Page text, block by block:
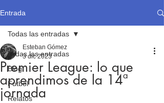
Entrada
Todas las entradas
Blog
Fútbol
Relatos
Todas las entradas
Premier League: lo que
aprendimos de la 14ª
jornada
Esteban Gómez
3 dic 2023